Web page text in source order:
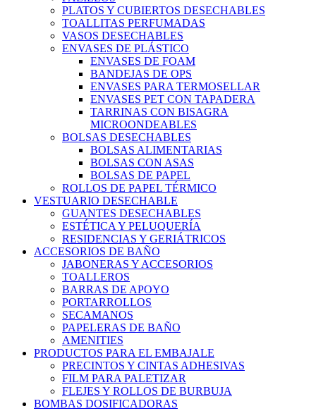
PLATOS Y CUBIERTOS DESECHABLES
TOALLITAS PERFUMADAS
VASOS DESECHABLES
ENVASES DE PLÁSTICO
ENVASES DE FOAM
BANDEJAS DE OPS
ENVASES PARA TERMOSELLAR
ENVASES PET CON TAPADERA
TARRINAS CON BISAGRA
MICROONDEABLES
BOLSAS DESECHABLES
BOLSAS ALIMENTARIAS
BOLSAS CON ASAS
BOLSAS DE PAPEL
ROLLOS DE PAPEL TÉRMICO
VESTUARIO DESECHABLE
GUANTES DESECHABLES
ESTÉTICA Y PELUQUERÍA
RESIDENCIAS Y GERIÁTRICOS
ACCESORIOS DE BAÑO
JABONERAS Y ACCESORIOS
TOALLEROS
BARRAS DE APOYO
PORTARROLLOS
SECAMANOS
PAPELERAS DE BAÑO
AMENITIES
PRODUCTOS PARA EL EMBAJALE
PRECINTOS Y CINTAS ADHESIVAS
FILM PARA PALETIZAR
FLEJES Y ROLLOS DE BURBUJA
BOMBAS DOSIFICADORAS